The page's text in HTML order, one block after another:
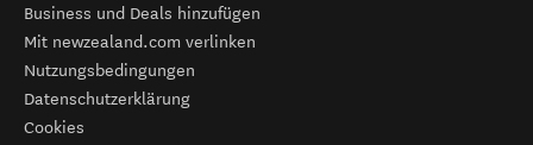
Business und Deals hinzufügen
Mit newzealand.com verlinken
Nutzungsbedingungen
Datenschutzerklärung
Cookies